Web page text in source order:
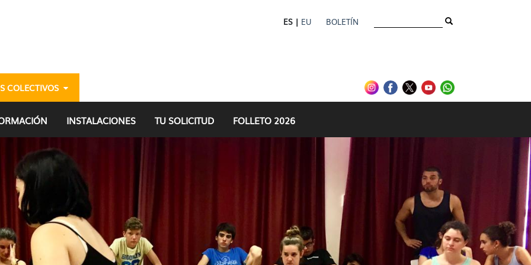
ES | EU BOLETÍN
COLECTIVOS
(Euskaraz) - gazteria
INSTALACIONES TU SOLICITUD FOLLETO 2026